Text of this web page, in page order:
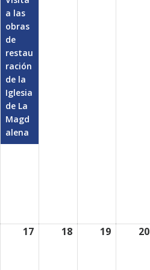
a las
obras
de
restau
ración
de la
Iglesia
de La
Magd
alena
17 agosto18 agosto19 agosto20